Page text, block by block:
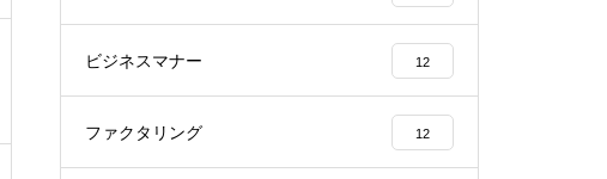
ビジネスマナー 12
ファクタリング 12